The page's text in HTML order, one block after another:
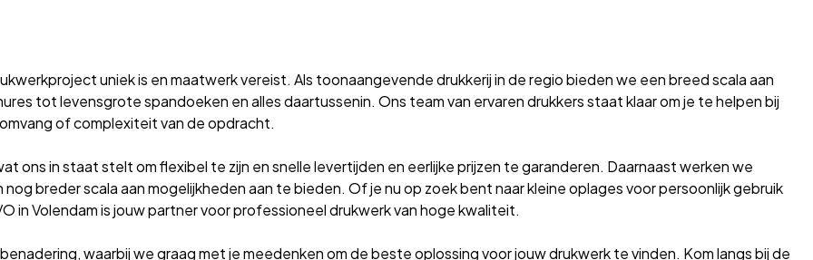
uniek is en maatwerk vereist. Als toonaangevende drukkerij in de regio bieden we een breed scala aan
tot levensgrote spandoeken en alles daartussenin. Ons team van ervaren drukkers staat klaar om je te helpen bij
of complexiteit van de opdracht.
ons in staat stelt om flexibel te zijn en snelle levertijden en eerlijke prijzen te garanderen. Daarnaast werken we
breder scala aan mogelijkheden aan te bieden. Of je nu op zoek bent naar kleine oplages voor persoonlijk gebruik
in Volendam is jouw partner voor professioneel drukwerk van hoge kwaliteit.
waarbij we graag met je meedenken om de beste oplossing voor jouw drukwerk te vinden. Kom langs bij de